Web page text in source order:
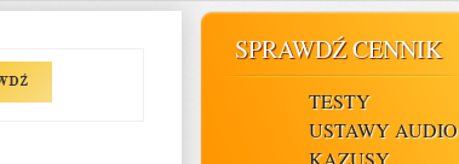
SPRAWDŹ CENNIK
TESTY
USTAWY AUDIO
KAZUSY